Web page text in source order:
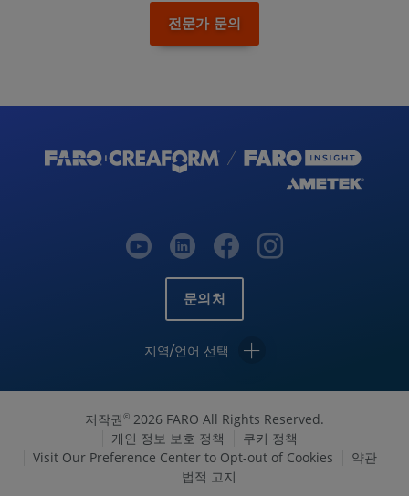
전문가 문의
문의처
지역/언어 선택
저작권© 2026 FARO All Rights Reserved.
개인 정보 보호 정책
쿠키 정책
Visit Our Preference Center to Opt-out of Cookies
약관
법적 고지